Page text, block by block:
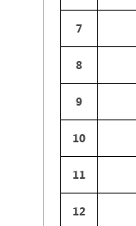
7
8
9
10
11
12